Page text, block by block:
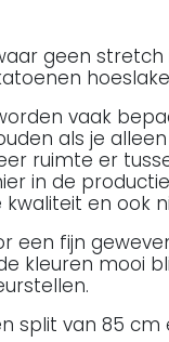
geen
vaak
als je
ruimte er
in de
en ook
een fijn
kleuren mooi
split van 85 cm